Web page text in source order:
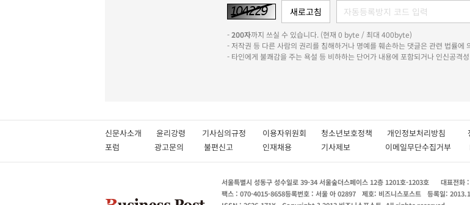
-200자까지 쓰실 수 있습니다. (현재 0 byte / 최대 400byte)
- 저작권 등 다른 사람의 권리를 침해하거나 명예를 훼손하는 댓글은 관련 법률에
- 타인에게 불쾌감을 주는 욕설 등 비하하는 단어가 내용에 포함되거나 인신공격
신문사소개 윤리강령 기사심의규정 이용자위원회 청소년보호정책 개인정보처리방침
포럼
광고문의 불편신고 인재채용 기사제보 이메일무단수집거부
서울특별시 성동구 성수일로 39-34 서울숲더스페이스 12층 1201호-1203호 대표전화
팩스 : 070-4015-8658등록번호 : 서울 아 02897 제호: 비즈니스포스트 등록일: